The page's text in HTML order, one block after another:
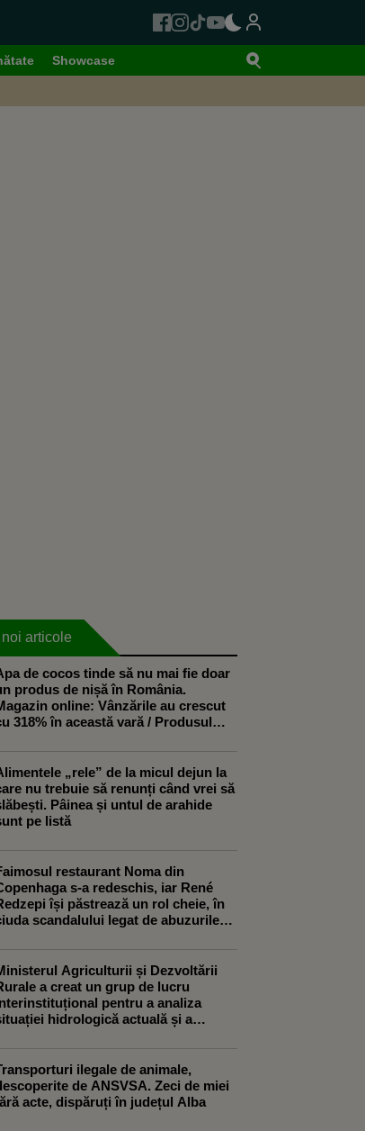
Showcase
articole
de cocos tinde să nu mai fie doar
produs de nișă în România.
online: Vânzările au crescut
318% în această vară / Produsul
„rele” de la micul dejun la
nu trebuie să renunți când vrei să
Pâinea și untul de arahide
pe listă
restaurant Noma din
s-a redeschis, iar René
își păstrează un rol cheie, în
scandalului legat de abuzurile
Agriculturii și Dezvoltării
a creat un grup de lucru
pentru a analiza
hidrologică actuală și a
ilegale de animale,
de ANSVSA. Zeci de miei
acte, dispăruți în județul Alba